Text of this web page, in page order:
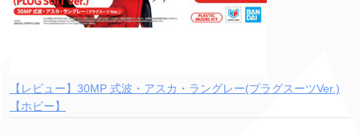
【レビュー】30MP 式波・アスカ・ラングレー(プラグスーツVer.)
【ホビー】